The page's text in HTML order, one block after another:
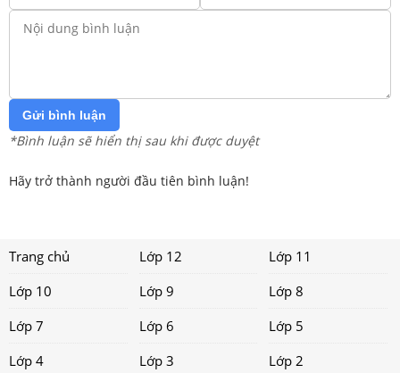
Gửi bình luận
*Bình luận sẽ hiển thị sau khi được duyệt
Hãy trở thành người đầu tiên bình luận!
Trang chủ Lớp 12
Lớp 11
Lớp 10
Lớp 9
Lớp 8
Lớp 7
Lớp 6
Lớp 5
Lớp 4
Lớp 3 Lớp 2